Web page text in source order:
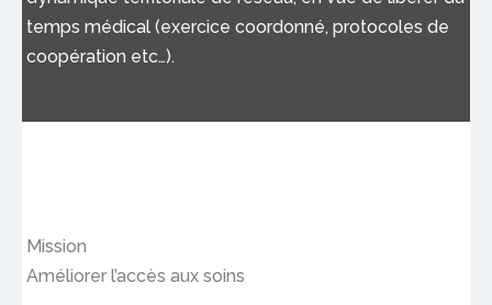
temps médical (exercice coordonné, protocoles de
coopération etc…).
Mission
Améliorer l’accès aux soins